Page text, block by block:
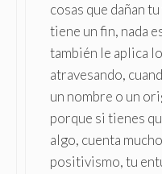
cosas que dañan
tiene un fin, nada
también le aplica
atravesando,
un nombre o un
porque si tienes
algo, cuenta
positivismo, tu